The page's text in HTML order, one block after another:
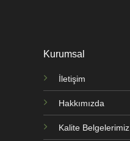
Kurumsal
İletişim
Hakkımızda
Kalite Belgelerimiz